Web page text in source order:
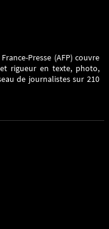
Presse (AFP) couvre
rigueur en texte, photo,
de journalistes sur 210